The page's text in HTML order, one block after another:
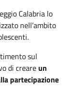
Calabria lo
nell’ambito
sul
di creare un
partecipazione